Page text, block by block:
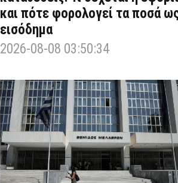
και πότε φορολογεί τα ποσά
εισόδημα
2026-08-08 03:50:34